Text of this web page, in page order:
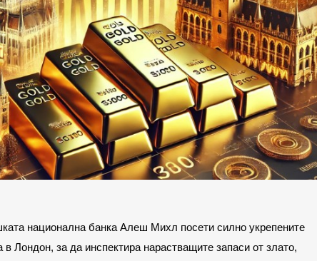
национална банка Алеш Михл посети силно укрепените
Лондон, за да инспектира нарастващите запаси от злато,